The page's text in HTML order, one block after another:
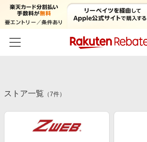
カテゴリー一覧
百貨店・総合ECモール
ファッション・インナー・小物
ストア一覧 （7件）